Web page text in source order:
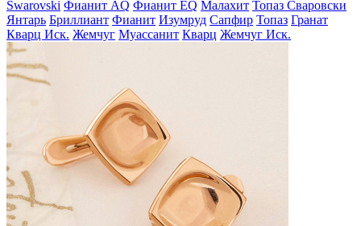
Swarovski Фианит AQ Фианит EQ Малахит Топаз Сваровски
Янтарь Бриллиант Фианит Изумруд Сапфир Топаз Гранат
Кварц Иск. Жемчуг Муассанит Кварц Жемчуг Иск.